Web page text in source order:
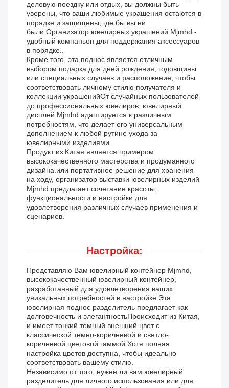
деловую поездку или отдых, вы должны быть
уверены, что ваши любимые украшения остаются в
порядке и защищены, где бы вы ни
были.Организатор ювелирных украшений Mjmhd -
удобный компаньон для поддержания аксессуаров
в порядке..
Кроме того, эта поднос является отличным
выбором подарка для дней рождения, годовщины
или специальных случаев.и расположение, чтобы
соответствовать личному стилю получателя и
коллекции украшенийОт случайных пользователей
до профессиональных ювелиров, ювелирный
дисплей Mjmhd адаптируется к различным
потребностям, что делает его универсальным
дополнением к любой рутине ухода за
ювелирными изделиями.
Продукт из Китая является примером
высококачественного мастерства и продуманного
дизайна.или портативное решение для хранения
на ходу, организатор выставки ювелирных изделий
Mjmhd предлагает сочетание красоты,
функциональности и настройки для
удовлетворения различных случаев применения и
сценариев.
Настройка:
Представляю Вам ювелирный контейнер Mjmhd,
высококачественный ювелирный контейнер,
разработанный для удовлетворения ваших
уникальных потребностей в настройке.Эта
ювелирная поднос разделитель предлагает как
долговечность и элегантностьПроисходит из Китая,
и имеет тонкий темный внешний цвет с
классической темно-коричневой и светло-
коричневой цветовой гаммой.Хотя полная
настройка цветов доступна, чтобы идеально
соответствовать вашему стилю.
Независимо от того, нужен ли вам ювелирный
разделитель для личного использования или для